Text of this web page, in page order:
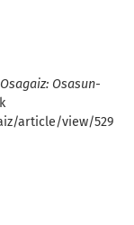
Osagaiz: Osasun-
article/view/529